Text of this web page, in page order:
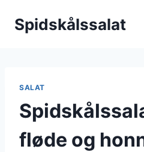
Spidskålssalat
SALAT
fløde og